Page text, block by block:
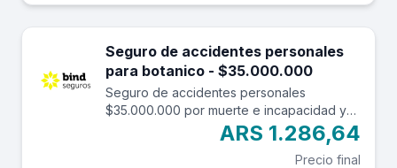
Seguro de accidentes personales
para botanico - $35.000.000
Seguro de accidentes personales
$35.000.000 por muerte e incapacidad y
$3.500.000 por reembolso de gastos
médicos con una franquicia de $3.000.-
ARS 1.286,64
Precio final